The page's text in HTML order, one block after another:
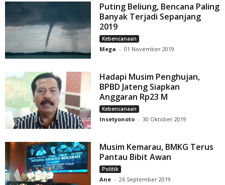
Puting Beliung, Bencana Paling
Banyak Terjadi Sepanjang
2019
Kebencanaan
Mega - 01 November 2019
Hadapi Musim Penghujan,
BPBD Jateng Siapkan
Anggaran Rp23 M
Kebencanaan
Insetyonoto - 30 Oktober 2019
Musim Kemarau, BMKG Terus
Pantau Bibit Awan
Politik
Ane - 26 September 2019